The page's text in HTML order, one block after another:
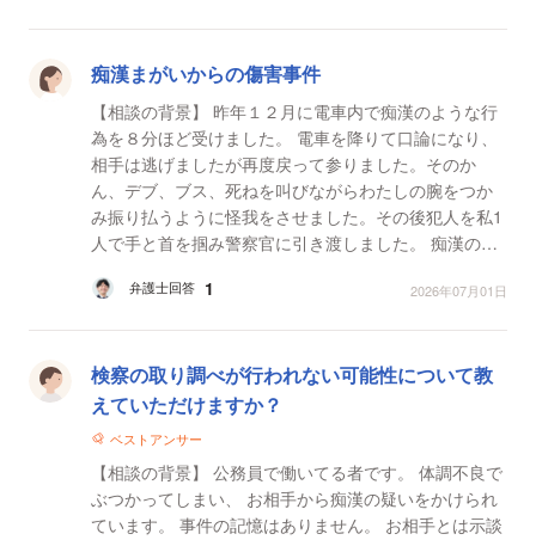
痴漢まがいからの傷害事件
【相談の背景】 昨年１２月に電車内で痴漢のような行
為を８分ほど受けました。 電車を降りて口論になり、
相手は逃げましたが再度戻って参りました。そのか
ん、デブ、ブス、死ねを叫びながらわたしの腕をつか
み振り払うように怪我をさせました。その後犯人を私1
人で手と首を掴み警察官に引き渡しました。 痴漢のよ
す。 犯...弁護士回答 1 2026年07月01日
検察の取り調べが行われない可能性について教
えていただけますか？
ベストアンサー
【相談の背景】 公務員で働いてる者です。 体調不良で
ぶつかってしまい、 お相手から痴漢の疑いをかけられ
ています。 事件の記憶はありません。 お相手とは示談